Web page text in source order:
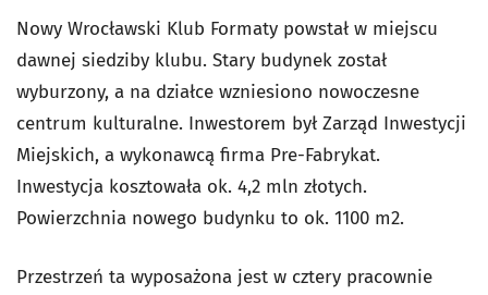
Nowy Wrocławski Klub Formaty powstał w miejscu
dawnej siedziby klubu. Stary budynek został
wyburzony, a na działce wzniesiono nowoczesne
centrum kulturalne. Inwestorem był Zarząd Inwestycji
Miejskich, a wykonawcą firma Pre-Fabrykat.
Inwestycja kosztowała ok. 4,2 mln złotych.
Powierzchnia nowego budynku to ok. 1100 m2.
Przestrzeń ta wyposażona jest w cztery pracownie